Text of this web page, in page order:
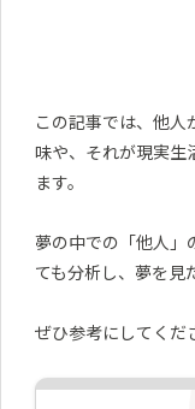
この記事では、他
味や、それが現実生
ます。
夢の中での「他人」
ても分析し、夢を見
ぜひ参考にしてくだ